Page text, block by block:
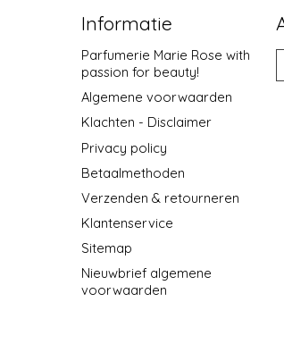
Informatie
Parfumerie Marie Rose with
passion for beauty!
Algemene voorwaarden
Klachten - Disclaimer
Privacy policy
Betaalmethoden
Verzenden & retourneren
Klantenservice
Sitemap
Nieuwbrief algemene
voorwaarden